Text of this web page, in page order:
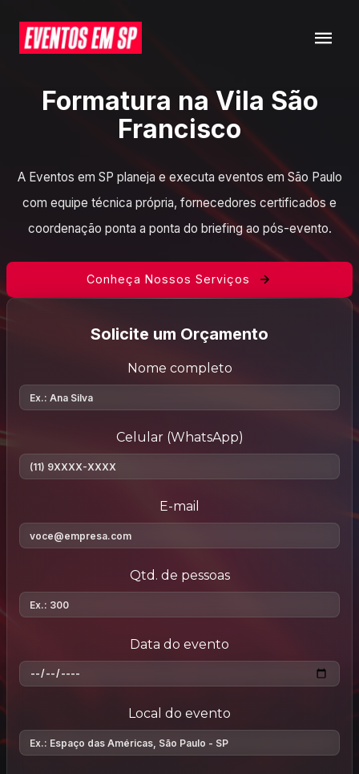
Formatura na Vila São
Francisco
A Eventos em SP planeja e executa eventos em São Paulo
com equipe técnica própria, fornecedores certificados e
coordenação ponta a ponta do briefing ao pós-evento.
Conheça Nossos Serviços
Solicite um Orçamento
Nome completo
Celular (WhatsApp)
E-mail
Qtd. de pessoas
Data do evento
Local do evento